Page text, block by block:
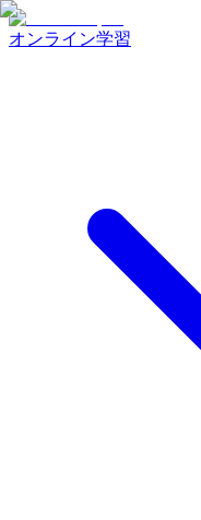
オンライン学習